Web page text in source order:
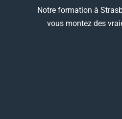
Notre formation à
vous montez des